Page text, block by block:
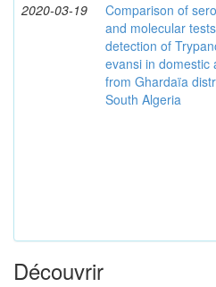
2020-03-19
Comparison of
and molecular
detection of
evansi in domestic
from Ghardaïa
South Algeria
Découvrir